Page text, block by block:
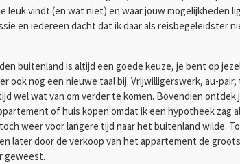
leuk vindt (en wat niet) en waar jouw mogelijkheden
en iedereen dacht dat ik daar als
buitenland is altijd een goede keuze, je bent op
ook nog een nieuwe taal bij. Vrijwilligerswerk, au-
wel wat van om verder te komen. Bovendien
of huis kopen omdat ik een hypotheek zag
weer voor langere tijd naar het buitenland wilde.
later door de verkoop van het appartement de
geweest.